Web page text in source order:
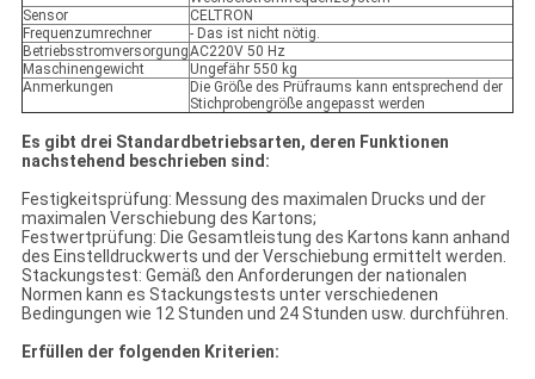
Sensor
CELTRON
Frequenzumrechner
- Das ist nicht nötig.
BetriebsstromversorgungAC220V 50 Hz
Maschinengewicht
Ungefähr 550 kg
Anmerkungen
Die Größe des Prüfraums kann entsprechend der
Stichprobengröße angepasst werden
Es gibt drei Standardbetriebsarten, deren Funktionen
nachstehend beschrieben sind:
Festigkeitsprüfung: Messung des maximalen Drucks und der
maximalen Verschiebung des Kartons;
Festwertprüfung: Die Gesamtleistung des Kartons kann anhand
des Einstelldruckwerts und der Verschiebung ermittelt werden.
Stackungstest: Gemäß den Anforderungen der nationalen
Normen kann es Stackungstests unter verschiedenen
Bedingungen wie 12 Stunden und 24 Stunden usw. durchführen.
Erfüllen der folgenden Kriterien: